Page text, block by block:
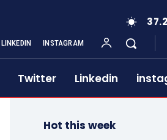
37.2
LINKEDIN INSTAGRAM
Twitter Linkedin
Hot this week